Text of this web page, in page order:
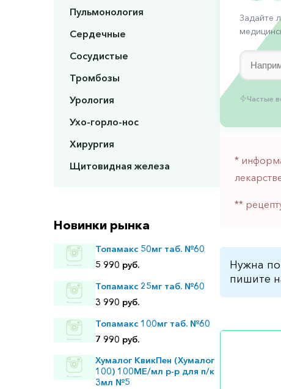
Пульмонология
Сердечные
Сосудистые
Тромбозы
Урология
Ухо-горло-нос
Хирургия
Щитовидная железа
Новинки рынка
Топамакс 50мг таб. №60
5 990 руб.
Топамакс 25мг таб. №60
3 990 руб.
Топамакс 100мг таб. №60
7 990 руб.
Хумалог КвикПен (Хумалог
100) 100МЕ/мл р-р для п/к
3мл №5
Задайте
Частые
*
**
Нужна
пишите